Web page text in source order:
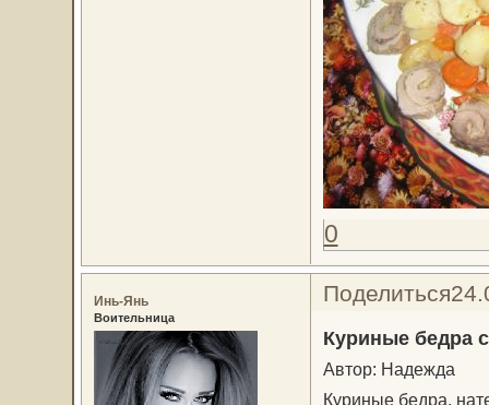
0
Поделиться
Инь-Янь
Воительница
Куриные бедра
Автор: Надежда
Куриные бедра,